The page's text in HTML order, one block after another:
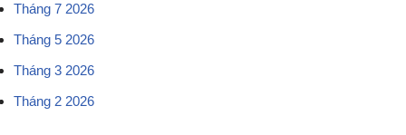
Tháng 7 2026
Tháng 5 2026
Tháng 3 2026
Tháng 2 2026